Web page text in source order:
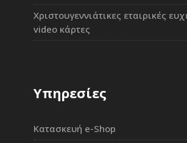
Χριστουγεννιάτικες εταιρικές
video κάρτες
Υπηρεσίες
Κατασκευή e-Shop